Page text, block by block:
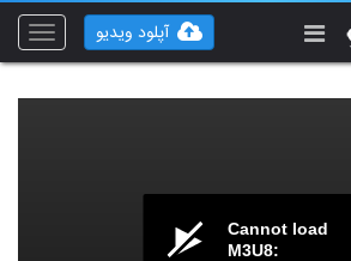
Toggle
آپلود ویدیو
Cannot load
M3U8: